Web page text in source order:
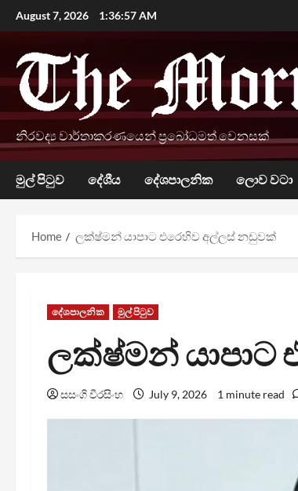
Skip
to
content
August 7, 2026 1:36:58 AM
නිරවද්‍ය වාර්තාකරණයෙන් ප්‍රබෝධමත් වෙනසක්
මුල් පිටුව දේශීය දේශපාලනික ලොව වටා
Home ලක්ෂ්මන් යාපාට එරෙහිව අල්ලස් නඩුවක්
දේශපාලනික මුල් පිටුව
ලක්ෂ්මන් යාපාට
සසංගි වීරසිංහ July 9, 2026 1 minute read